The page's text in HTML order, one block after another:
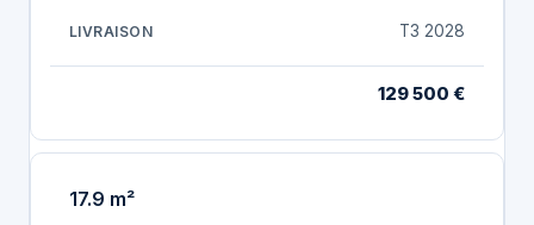
T3 2028
129 500 €
17.9 m²